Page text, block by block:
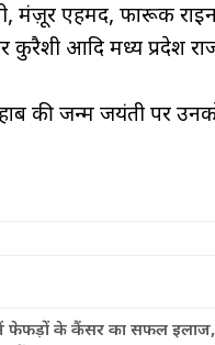
मंज़ूर एहमद, फारूक
कुरैशी आदि मध्य प्रदेश
की जन्म जयंती पर
में फेफड़ों के कैंसर का सफल इलाज,